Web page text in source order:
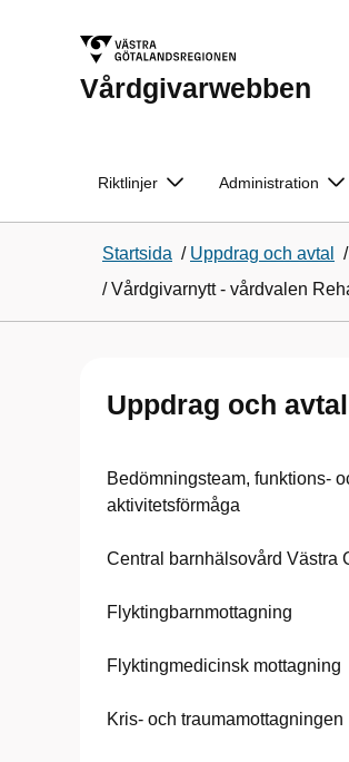
Vårdgivarwebben
Riktlinjer Administration
Startsida / Uppdrag och avtal /
/Vårdgivarnytt - vårdvalen
Uppdrag och avtal
Bedömningsteam, funktions-
aktivitetsförmåga
Central barnhälsovård Västra
Flyktingbarnmottagning
Flyktingmedicinsk mottagning
Kris- och traumamottagningen